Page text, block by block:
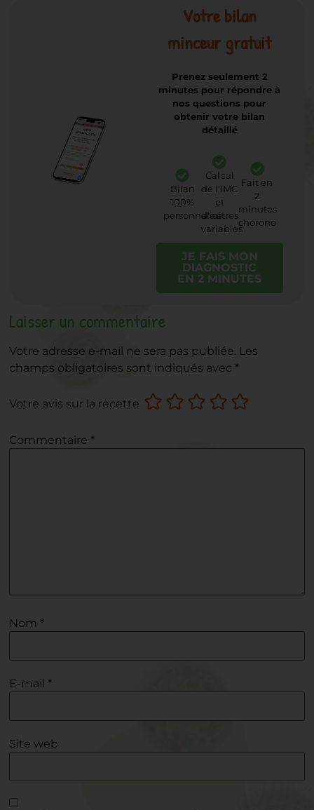
Votre bilan
minceur gratuit
Prenez seulement 2
minutes pour répondre à
nos questions pour
obtenir votre bilan
détaillé
Bilan
100%
personnalisé
Calcul
de l'IMC
et
d'autres
variables
Fait en
2
minutes
chorono
JE FAIS MON
DIAGNOSTIC
EN 2 MINUTES
Laisser un commentaire
Votre adresse e-mail ne sera pas publiée. Les
champs obligatoires sont indiqués avec *
Votre avis sur la recette
Commentaire *
Nom *
E-mail *
Site web